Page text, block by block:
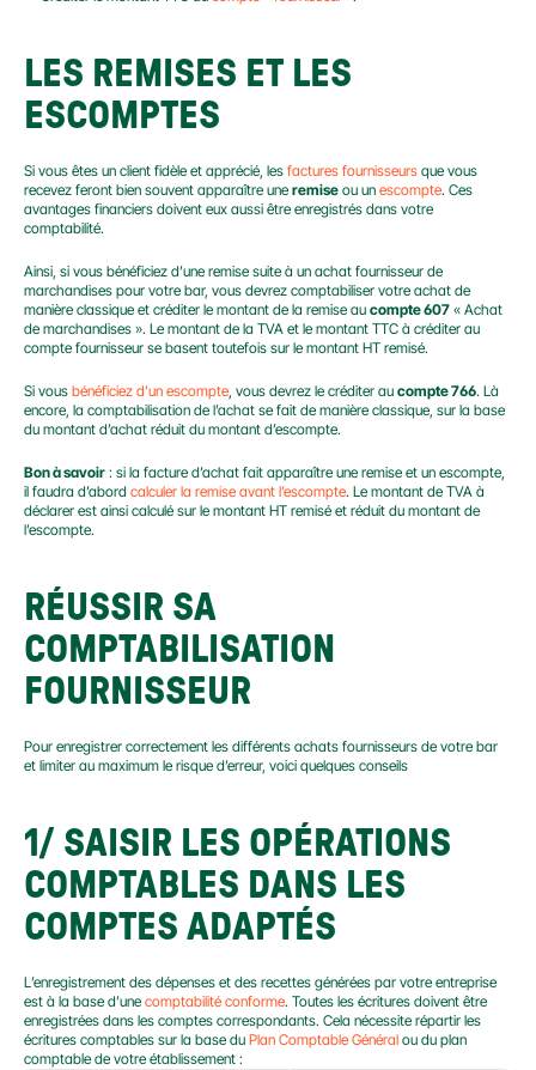
LES REMISES ET LES
ESCOMPTES
Si vous êtes un client fidèle et apprécié, les factures fournisseurs que vous
recevez feront bien souvent apparaître une remise ou un escompte. Ces
avantages financiers doivent eux aussi être enregistrés dans votre
comptabilité.
Ainsi, si vous bénéficiez d’une remise suite à un achat fournisseur de
marchandises pour votre bar, vous devrez comptabiliser votre achat de
manière classique et créditer le montant de la remise au compte 607 « Achat
de marchandises ». Le montant de la TVA et le montant TTC à créditer au
compte fournisseur se basent toutefois sur le montant HT remisé.
Si vous bénéficiez d’un escompte, vous devrez le créditer au compte 766. Là
encore, la comptabilisation de l’achat se fait de manière classique, sur la base
du montant d’achat réduit du montant d’escompte.
Bon à savoir : si la facture d’achat fait apparaître une remise et un escompte,
il faudra d’abord calculer la remise avant l’escompte. Le montant de TVA à
déclarer est ainsi calculé sur le montant HT remisé et réduit du montant de
l’escompte.
RÉUSSIR SA
COMPTABILISATION
FOURNISSEUR
Pour enregistrer correctement les différents achats fournisseurs de votre bar
et limiter au maximum le risque d’erreur, voici quelques conseils
1/ SAISIR LES OPÉRATIONS
COMPTABLES DANS LES
COMPTES ADAPTÉS
L’enregistrement des dépenses et des recettes générées par votre entreprise
est à la base d’une comptabilité conforme. Toutes les écritures doivent être
enregistrées dans les comptes correspondants. Cela nécessite répartir les
écritures comptables sur la base du Plan Comptable Général ou du plan
comptable de votre établissement :